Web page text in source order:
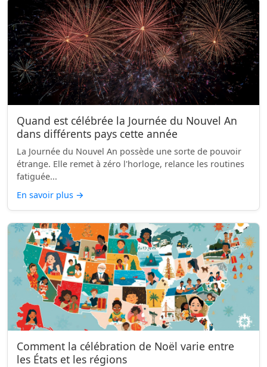
Quand est célébrée la Journée du Nouvel An
dans différents pays cette année
La Journée du Nouvel An possède une sorte de pouvoir
étrange. Elle remet à zéro l'horloge, relance les routines
fatiguée...
En savoir plus →
Comment la célébration de Noël varie entre
les États et les régions